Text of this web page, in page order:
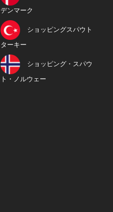
デンマーク
ショッピングスパウト
ターキー
ショッピング・スパウ
ト・ノルウェー